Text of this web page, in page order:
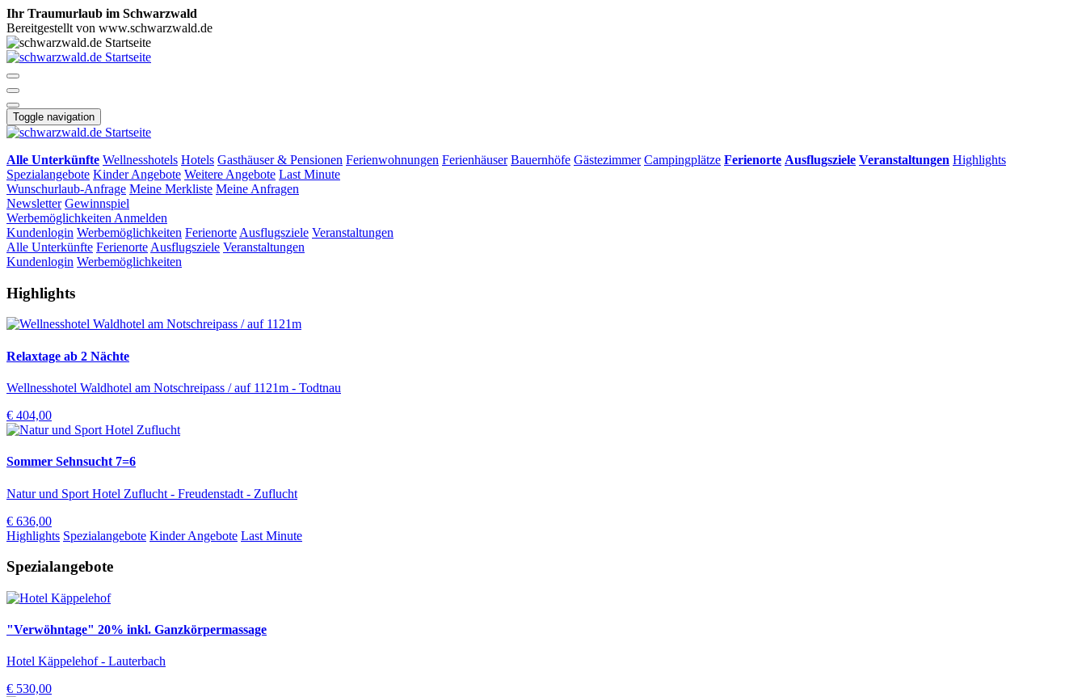
Ihr Traumurlaub im Schwarzwald
Bereitgestellt von www.schwarzwald.de
Toggle navigation
Alle Unterkünfte Wellnesshotels Hotels Gasthäuser & Pensionen Ferienwohnungen Ferienhäuser Bauernhöfe Gästezimmer Campingplätze Ferienorte Ausflugsziele Veranstaltungen Highlights
Spezialangebote Kinder Angebote Weitere Angebote Last Minute
Wunschurlaub-Anfrage Meine Merkliste Meine Anfragen
Newsletter Gewinnspiel
Werbemöglichkeiten Anmelden
Kundenlogin Werbemöglichkeiten Ferienorte Ausflugsziele Veranstaltungen
Alle Unterkünfte Ferienorte Ausflugsziele Veranstaltungen
Kundenlogin Werbemöglichkeiten
Highlights
Relaxtage ab 2 Nächte
Wellnesshotel Waldhotel am Notschreipass / auf 1121m - Todtnau
€ 404,00
Sommer Sehnsucht 7=6
Natur und Sport Hotel Zuflucht - Freudenstadt - Zuflucht
€ 636,00
Highlights Spezialangebote Kinder Angebote Last Minute
Spezialangebote
"Verwöhntage" 20% inkl. Ganzkörpermassage
Hotel Käppelehof - Lauterbach
€ 530,00